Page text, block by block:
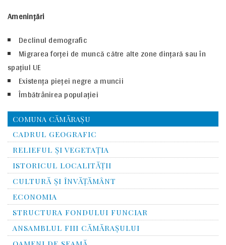
Ameninţări
Declinul demografic
Migrarea forţei de muncă către alte zone dinţară sau în
spaţiul UE
Existenţa pieţei negre a muncii
Îmbătrânirea populaţiei
COMUNA CĂMĂRAȘU
CADRUL GEOGRAFIC
RELIEFUL ŞI VEGETAŢIA
ISTORICUL LOCALITĂŢII
CULTURĂ ŞI ÎNVĂŢĂMÂNT
ECONOMIA
STRUCTURA FONDULUI FUNCIAR
ANSAMBLUL FIII CĂMĂRAŞULUI